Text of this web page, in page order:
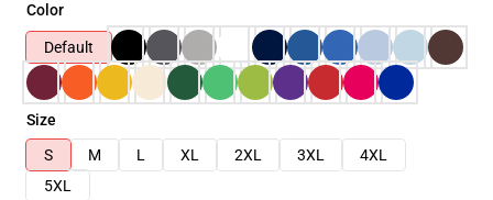
Color
Default
Size
S
M L XL 2XL 3XL
4XL
5XL